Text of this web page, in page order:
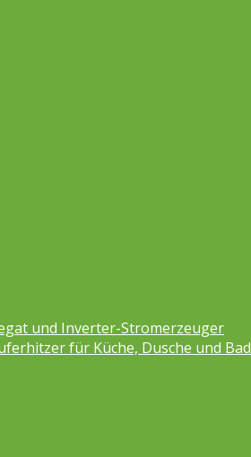
und Inverter-Stromerzeuger
für Küche, Dusche und Bad